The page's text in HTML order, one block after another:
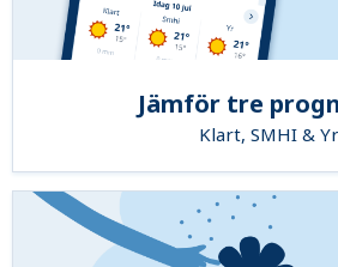
Jämför tre
Klart, SMHI & Yr